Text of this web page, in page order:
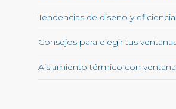
Tendencias de diseño y eficiencia
Consejos para elegir tus
Aislamiento térmico con